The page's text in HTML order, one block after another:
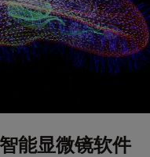
能显微镜软件